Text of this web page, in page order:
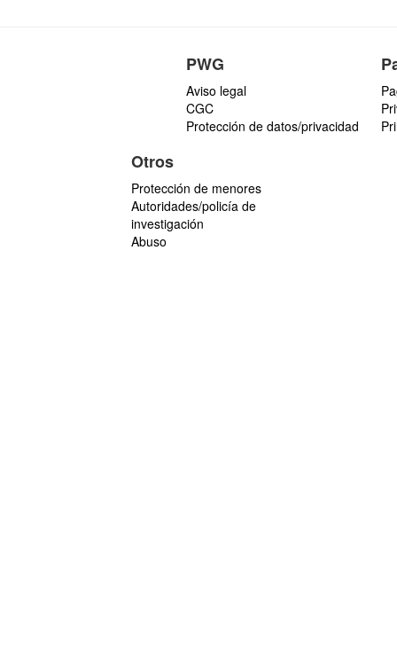
PWG
Aviso legal
CGC
Protección de datos/privacidad
Otros
Protección de menores
Autoridades/policía de
investigación
Abuso